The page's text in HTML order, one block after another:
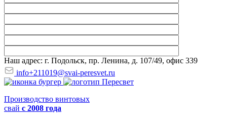
Наш адрес: г. Подольск, пр. Ленина, д. 107/49, офис 339
info+211019@svai-peresvet.ru
Производство винтовых
свай с 2008 года